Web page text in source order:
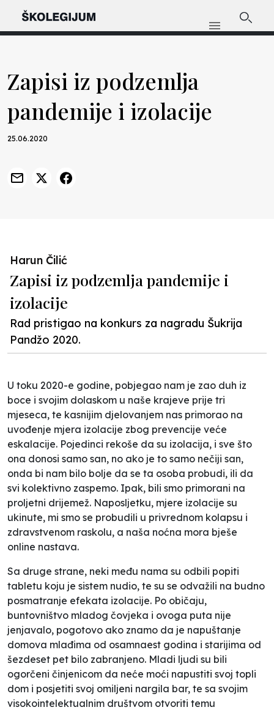
Zapisi iz podzemlja
pandemije i izolacije
25.06.2020
Harun Čilić
Zapisi iz podzemlja pandemije i
izolacije
Rad pristigao na konkurs za nagradu Šukrija
Pandžo 2020.
U toku 2020-e godine, pobjegao nam je zao duh iz
boce i svojim dolaskom u naše krajeve prije tri
mjeseca, te kasnijim djelovanjem nas primorao na
uvođenje mjera izolacije zbog prevencije veće
eskalacije. Pojedinci rekoše da su izolacija, i sve što
ona donosi samo san, no ako je to samo nečiji san,
onda bi nam bilo bolje da se ta osoba probudi, ili da
svi kolektivno zaspemo. Ipak, bili smo primorani na
proljetni drijemež. Naposljetku, mjere izolacije su
ukinute, mi smo se probudili u privrednom kolapsu i
zdravstvenom raskolu, a naša noćna mora bješe
online nastava.
Sa druge strane, neki među nama su odbili popiti
tabletu koju je sistem nudio, te su se odvažili na budno
posmatranje efekata izolacije. Po običaju,
buntovništvo mladog čovjeka i ovoga puta nije
jenjavalo, pogotovo ako znamo da je napuštanje
domova mlađima od osamnaest godina i starijima od
šezdeset pet bilo zabranjeno. Mladi ljudi su bili
ogorčeni činjenicom da neće moći napustiti svoj topli
dom i posjetiti svoj omiljeni nargila bar, te sa svojim
visokointelektualnim društvom otvoriti temu